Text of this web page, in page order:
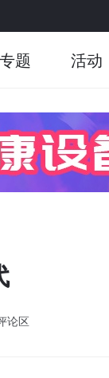
专题 活动
论区